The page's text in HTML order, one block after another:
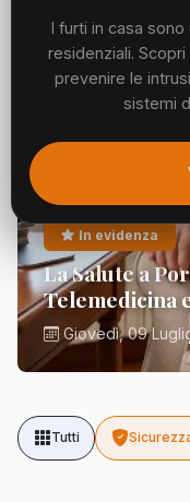
I furti in casa
residenziali.
prevenire le
sistemi
In evidenza
La Salute a
Telemedicina
Giovedì, 09
Tutti